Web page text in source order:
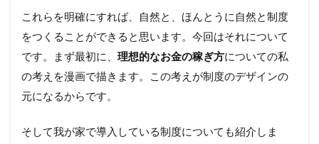
これらを明確にすれば、自然と、ほんとうに自然と制度
をつくることができると思います。今回はそれについて
です。まず最初に、 理想的なお金の稼ぎ方についての私
の考えを漫画で描きます。この考えが制度のデザインの
元になるからです。
そして我が家で導入している制度についても紹介しま